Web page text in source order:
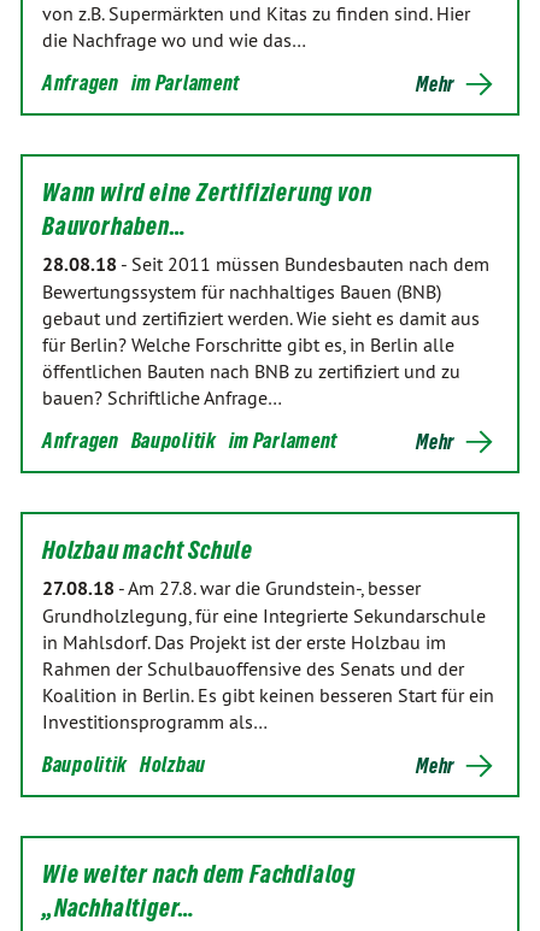
von z.B. Supermärkten und Kitas zu finden sind. Hier
die Nachfrage wo und wie das…
Anfragen im Parlament Mehr
Wann wird eine Zertifizierung von
Bauvorhaben…
28.08.18 - Seit 2011 müssen Bundesbauten nach dem
Bewertungssystem für nachhaltiges Bauen (BNB)
gebaut und zertifiziert werden. Wie sieht es damit aus
für Berlin? Welche Forschritte gibt es, in Berlin alle
öffentlichen Bauten nach BNB zu zertifiziert und zu
bauen? Schriftliche Anfrage…
Anfragen Baupolitik im Parlament Mehr
Holzbau macht Schule
27.08.18 -Am 27.8. war die Grundstein-, besser
Grundholzlegung, für eine Integrierte Sekundarschule
in Mahlsdorf. Das Projekt ist der erste Holzbau im
Rahmen der Schulbauoffensive des Senats und der
Koalition in Berlin. Es gibt keinen besseren Start für ein
Investitionsprogramm als…
Baupolitik Holzbau Mehr
Wie weiter nach dem Fachdialog
„Nachhaltiger…